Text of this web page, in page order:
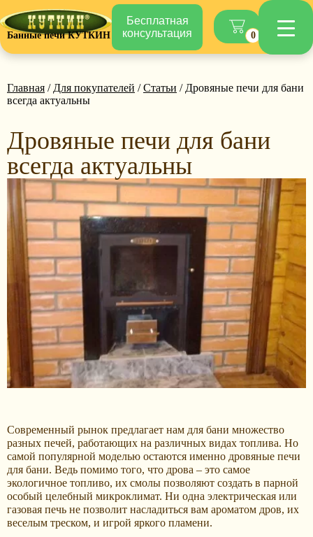
Банные печи КУТКИН
Бесплатная
консультация
0
Главная / Для покупателей /Статьи / Дровяные печи для бани
всегда актуальны
Дровяные печи для бани
всегда актуальны
Современный рынок предлагает нам для бани множество
разных печей, работающих на различных видах топлива. Но
самой популярной моделью остаются именно дровяные печи
для бани. Ведь помимо того, что дрова – это самое
экологичное топливо, их смолы позволяют создать в парной
особый целебный микроклимат. Ни одна электрическая или
газовая печь не позволит насладиться вам ароматом дров, их
веселым треском, и игрой яркого пламени.